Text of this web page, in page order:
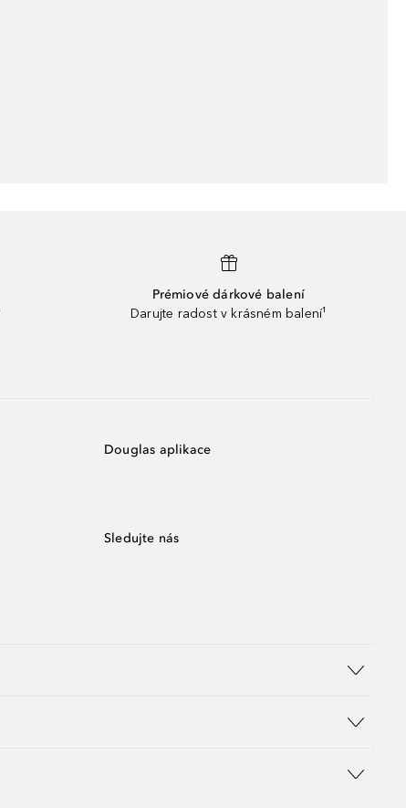
Prémiové dárkové balení
Darujte radost v krásném balení¹
Douglas aplikace
Sledujte nás